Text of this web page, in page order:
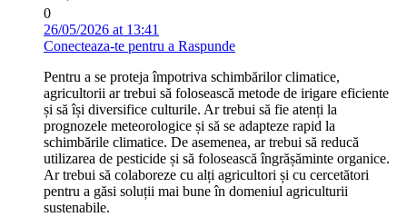
0
26/05/2026 at 13:41
Conecteaza-te pentru a Raspunde
Pentru a se proteja împotriva schimbărilor climatice,
agricultorii ar trebui să folosească metode de irigare eficiente
și să își diversifice culturile. Ar trebui să fie atenți la
prognozele meteorologice și să se adapteze rapid la
schimbările climatice. De asemenea, ar trebui să reducă
utilizarea de pesticide și să folosească îngrășăminte organice.
Ar trebui să colaboreze cu alți agricultori și cu cercetători
pentru a găsi soluții mai bune în domeniul agriculturii
sustenabile.